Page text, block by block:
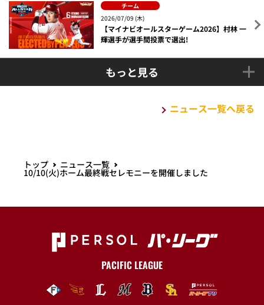
チーム
2026/07/09 (木)
【マイナビオールスターゲーム2026】村林 一
輝選手が選手間投票で選出!
もっと見る
ニュース一覧へ戻る
トップ ニュース一覧
10/10(火)ホーム最終戦セレモニーを開催しました
PACIFIC LEAGUE